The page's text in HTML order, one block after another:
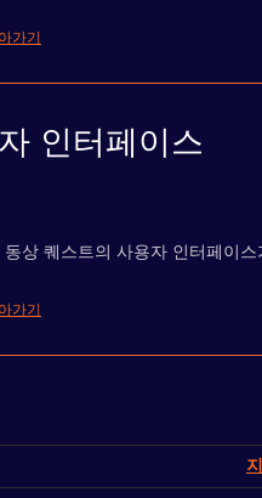
가기
인터페이스
동상 퀘스트의 사용자 인터페이
가기